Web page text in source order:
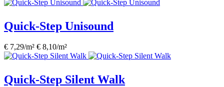
Quick-Step Unisound
€ 7,29/m² € 8,10/m²
Quick-Step Silent Walk